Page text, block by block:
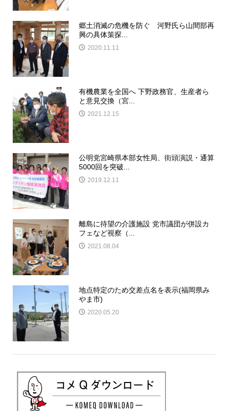
郷土消滅の危機を防ぐ 河野氏ら山間部再
興の具体策探...
2020.11.11
有機農業を全国へ 下野政務官、生産者ら
と意見交換（宮...
2021.12.15
公明党宮崎県本部女性局、街頭演説・通算
5000回を突破...
2019.12.11
離島に待望の介護施設 党市議団が併設カ
フェなど視察（...
2021.08.04
地点特定のため交差点名を表示(福岡県み
やま市)
2020.05.20